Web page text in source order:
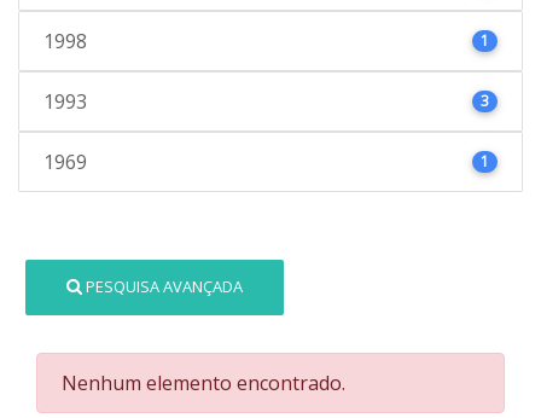
1998 1
1993 3
1969 1
PESQUISA AVANÇADA
Nenhum elemento encontrado.